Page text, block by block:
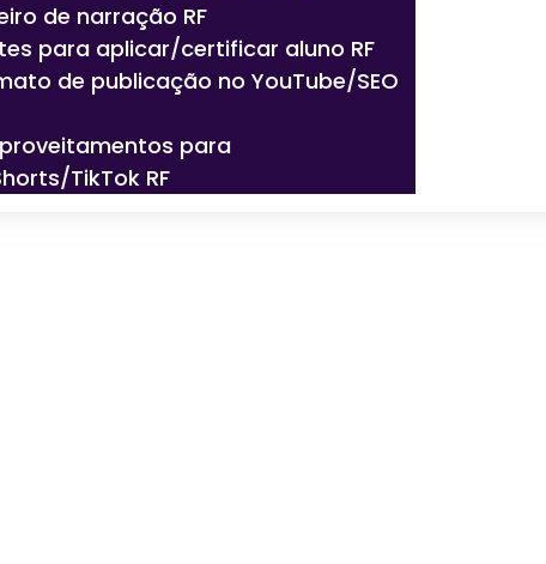
de narração RF
para aplicar/certificar aluno RF
de publicação no YouTube/SEO
para
TikTok RF